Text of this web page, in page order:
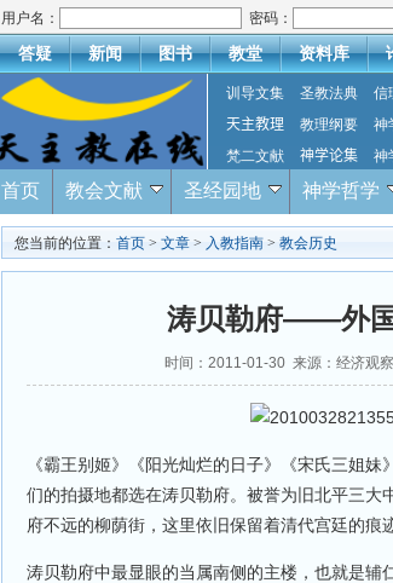
用户名： 密码：
答疑 新闻 图书 教堂 资料库
训导文集 圣教法典 信
天主教理
教理纲要 神
梵二文献
神学论集 神
首页 教会文献 圣经园地 神学哲学
您当前的位置： 首页 > 文章 > 入教指南 > 教会历史
涛贝勒府——外
时间：2011-01-30 来源：经济观
《霸王别姬》《阳光灿烂的日子》《宋氏三姐
们的拍摄地都选在涛贝勒府。被誉为旧北平三大
府不远的柳荫街，这里依旧保留着清代宫廷的痕
涛贝勒府中最显眼的当属南侧的主楼，也就是辅